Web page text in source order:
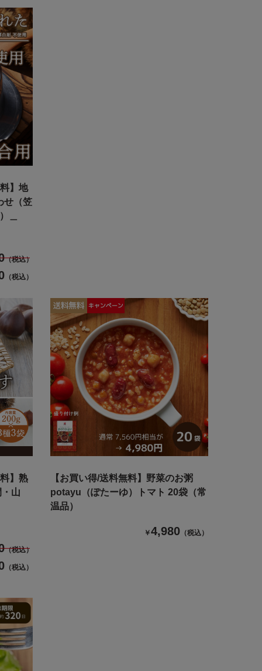
】地
せ（笠
＿
（税込）
（税込）
】熟
山
（税込）
（税込）
【お買い得/送料無料】野菜のお粥
potayu（ぽたーゆ）トマト 20袋（常
温品）
￥4,980 （税込）